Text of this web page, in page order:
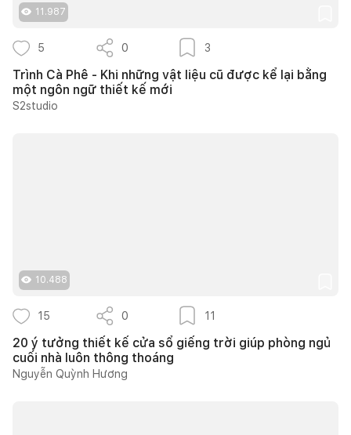
11.987
5 0 3
Trình Cà Phê - Khi những vật liệu cũ được kể lại bằng
một ngôn ngữ thiết kế mới
S2studio
10.488
15 0 11
20 ý tưởng thiết kế cửa sổ giếng trời giúp phòng ngủ
cuối nhà luôn thông thoáng
Nguyễn Quỳnh Hương